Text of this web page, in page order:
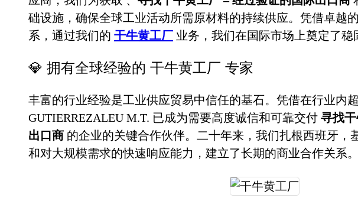
础设施，确保全球工业活动所需原材料的持续供应。凭借卓越
系，通过我们的 干牛黄工厂 业务，我们在国际市场上奠定了稳
💎 拥有全球经验的 干牛黄工厂 专家
丰富的行业经验是工业供应贸易中信任的基石。凭借在行业内
GUTIERREZALEU M.T. 已成为需要高度诚信和可靠交付 寻找
出口商 的企业的关键合作伙伴。二十年来，我们扎根西班牙，
和对大规模需求的快速响应能力，建立了长期的商业合作关系。